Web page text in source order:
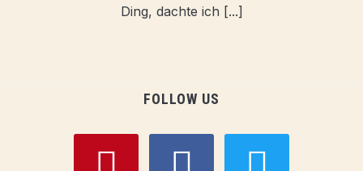
Ding, dachte ich [...]
FOLLOW US